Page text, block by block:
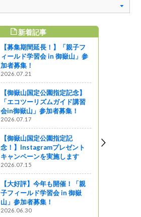
新着記事
【募集期間延長！】「親子フ
ィールド学習会 in 御嶽山」参
加者募集！
2026.07.21
【御嶽山国定公園指定記念】
「エコツーリズムガイド講習
会in御嶽山」参加者募集！
2026.07.17
【御嶽山国定公園指定記
念！】Instagramプレゼント
キャンペーンを実施します
2026.07.15
【大好評】今年も開催！「親
子フィールド学習会 in 御嶽
山」参加者募集！
2026.06.30